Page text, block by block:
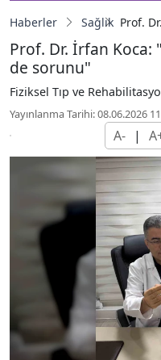
Haberler Sağlık Prof.
Prof. Dr. İrfan Koca:
de sorunu"
Fiziksel Tıp ve
Yayınlanma Tarihi: 08.06.2026
A- |